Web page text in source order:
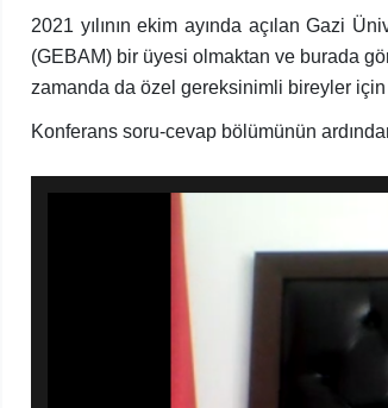
2021 yılının ekim ayında açılan Gazi
(GEBAM) bir üyesi olmaktan ve burada
zamanda da özel gereksinimli bireyler
Konferans soru-cevap bölümünün